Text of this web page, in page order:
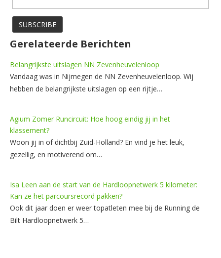
Gerelateerde Berichten
Belangrijkste uitslagen NN Zevenheuvelenloop
Vandaag was in Nijmegen de NN Zevenheuvelenloop. Wij
hebben de belangrijkste uitslagen op een rijtje…
Agium Zomer Runcircuit: Hoe hoog eindig jij in het
klassement?
Woon jij in of dichtbij Zuid-Holland? En vind je het leuk,
gezellig, en motiverend om…
Isa Leen aan de start van de Hardloopnetwerk 5 kilometer:
Kan ze het parcoursrecord pakken?
Ook dit jaar doen er weer topatleten mee bij de Running de
Bilt Hardloopnetwerk 5…